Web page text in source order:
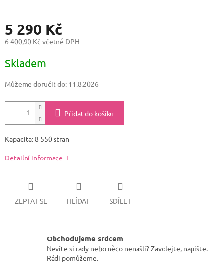
5 290 Kč
6 400,90 Kč včetně DPH
cena:
Skladem
Můžeme doručit do: 11.8.2026
Přidat do košíku
Kapacita: 8 550 stran
Detailní informace
ZEPTAT SE HLÍDAT SDÍLET
Obchodujeme srdcem
Nevíte si rady nebo něco nenašli? Zavolejte, napište.
Rádi pomůžeme.